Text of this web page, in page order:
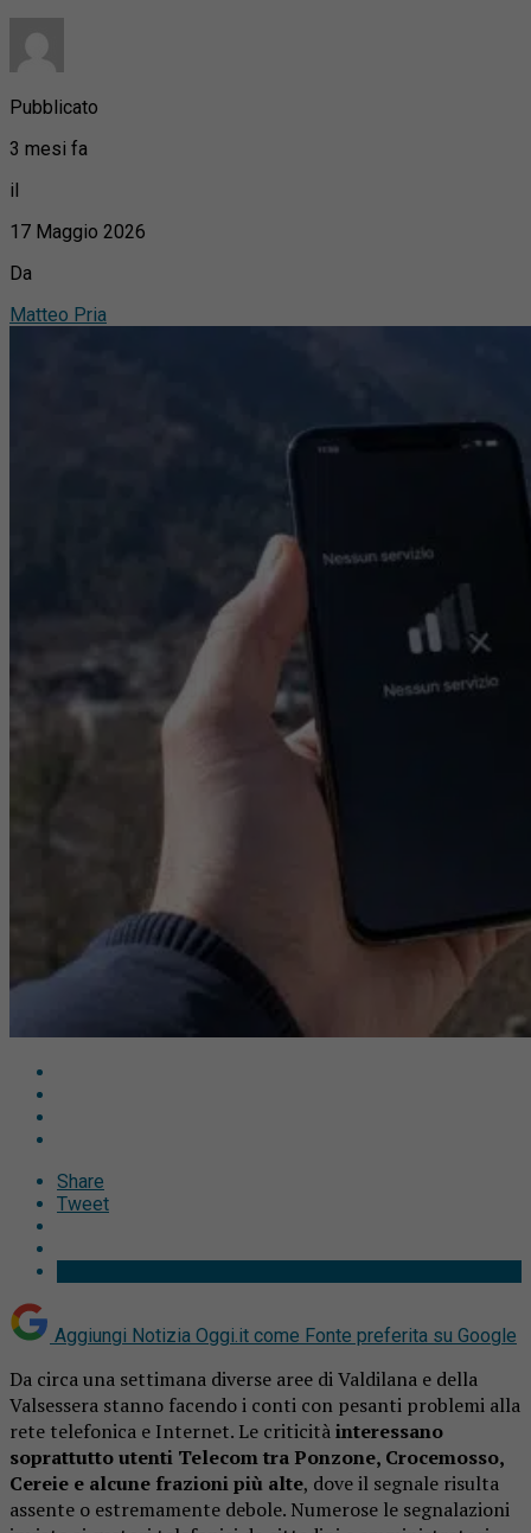
Pubblicato
3 mesi fa
il
17 Maggio 2026
Da
Matteo Pria
Share
Tweet
Aggiungi Notizia Oggi.it come Fonte preferita su Google
Da circa una settimana diverse aree diValdilana e della
Valsessera stanno facendo i conti con pesanti problemi alla
rete telefonica e Internet. Le criticitàinteressano
soprattutto utenti Telecom tra Ponzone, Crocemosso,
Cereie e alcune frazioni più alte, dove il segnale risulta
assente o estremamente debole. Numerose le segnalazioni